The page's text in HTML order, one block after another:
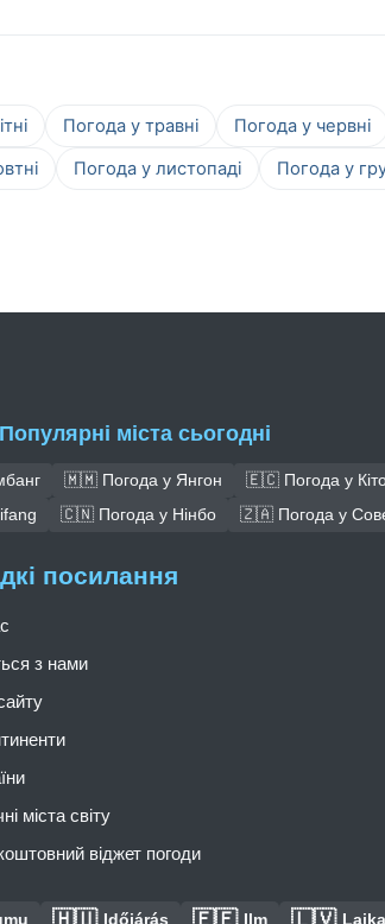
Погода у травні
Погода у червні
Погода у листопаді Погода у
Популярні міста сьогодні
🇲🇲 Погода у Янгон 🇪🇨 Погода у
🇨🇳 Погода у Нінбо 🇿🇦 Погода у
посилання
з нами
міста світу
віджет погоди
Időjárás Ilm